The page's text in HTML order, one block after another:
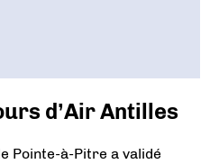
d’Air Antilles
Pointe-à-Pitre a validé